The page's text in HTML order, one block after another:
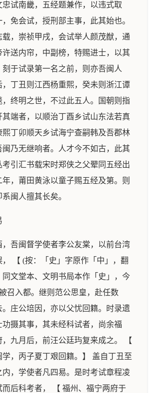
试南畿，五经题兼作，以违式取
免会试，授刑部主事，此其始也。
载，崇祯甲戌，会试举人颜茂猷，通
许送内帘，中副榜，特赐进士，以其
刻于试录第一名之前，则亦吾闽人
丁丑则江西杨重熙，癸未则浙江谭
，终明之世，不过此五人。国朝则指
其端者，以顺治丁酉乡试山东法若真
熙丁卯顺天乡试海宁查嗣韩及吾郡林
闽乃无继响者。人才今不如古，此其
引汇书载宋时郑侠之父翚同五经出
，莆田黄泳以童子赐五经及第。则
闽人擅其长矣。
，吾闽督学使者李公友棠，以前台湾
【 (按：「史」字原作「中」，翻
同文堂本、文明书局本作「史」，今
召入都。继则范公思皇，赴任数
。庄公培因，亦以父忧回籍。时录遗
功摄其事，其未经科试者，尚余福
九月后，前汪公廷玙复来成之。 【
学，丙子夏丁艰回籍。】 盖自丁丑至
内，学使者凡四易。是时考试章程凌
而后科考者， 【 福州、福宁两府于